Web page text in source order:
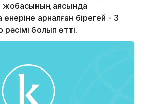
жобасының аясында
арналған бірегей - 3
болып өтті.